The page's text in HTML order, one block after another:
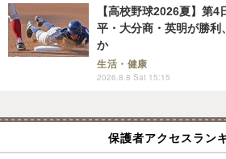
【高校野球2026夏】第
平・大分商・英明が勝
か
生活・健康
2026.8.8 Sat 15:15
保護者アクセスラン